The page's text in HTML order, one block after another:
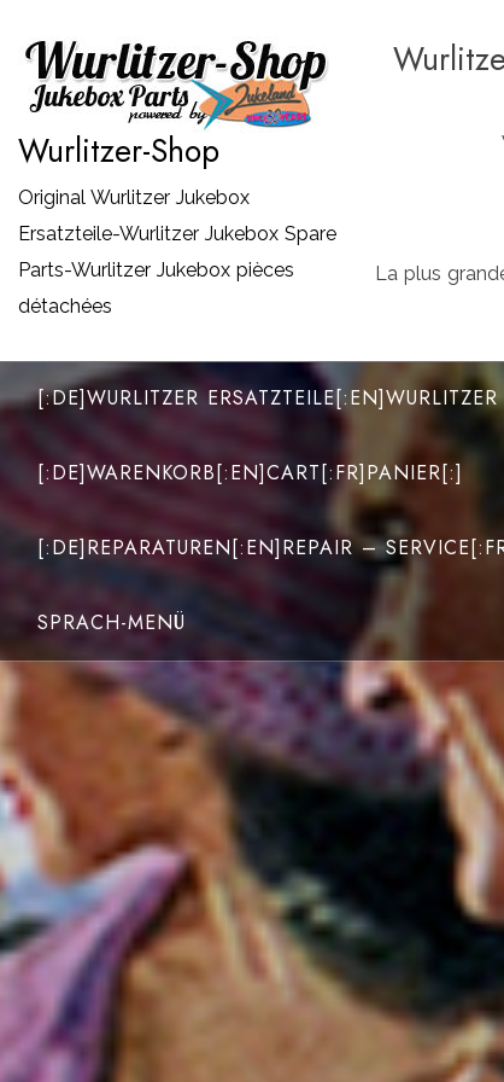
Inhalt
springen
Wurlitzer-Shop
Original Wurlitzer Jukebox
Ersatzteile-Wurlitzer Jukebox Spare
Parts-Wurlitzer Jukebox pièces
détachées
La plus
[:DE]WURLITZER
[:DE]WARENKORB[:EN]CART[:FR]PANIER[:]
[:DE]REPARATUREN[:EN]REPAIR –
SPRACH-MENÜ